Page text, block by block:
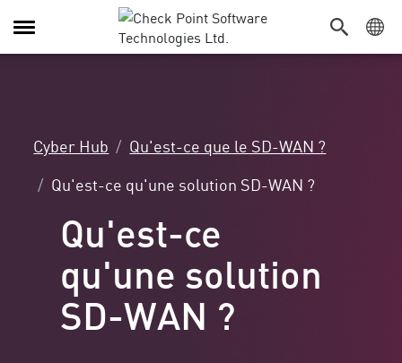
Navigation
dans
Cyber Hub
Qu'est-ce que le SD-WAN ?
Qu'est-ce qu'une solution SD-WAN ?
Qu'est-ce
qu'une solution
SD-WAN ?